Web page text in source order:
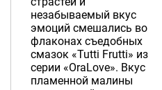
незабываемый вкус
эмоций смешались во
флаконах съедобных
смазок «Tutti Frutti» из
серии «OraLove». Вкус
пламенной малины